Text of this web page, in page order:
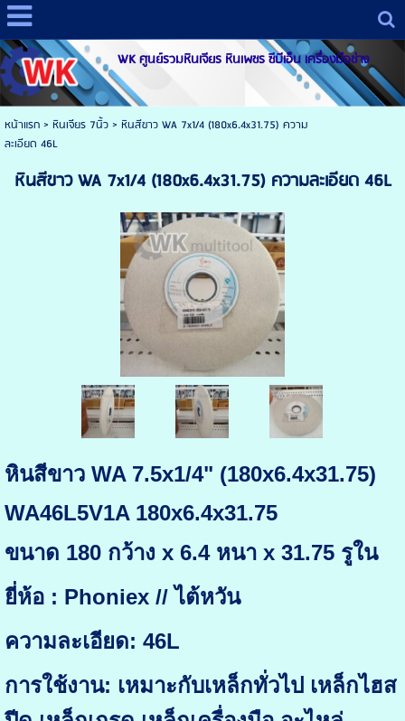
WK ศูนย์รวมหินเจียร หินเพชร ซีบีเอ็น เครื่องมือช่าง
หน้าแรก> หินเจียร 7นิ้ว> หินสีขาว WA 7x1/4 (180x6.4x31.75) ความ
ละเอียด 46L
หินสีขาว WA 7x1/4 (180x6.4x31.75) ความละเอียด 46L
หินสีขาว WA 7.5x1/4" (180x6.4x31.75)
WA46L5V1A 180x6.4x31.75
ขนาด 180 กว้าง x 6.4 หนา x 31.75 รูใน
ยี่ห้อ : Phoniex // ไต้หวัน
ความละเอียด: 46L
การใช้งาน: เหมาะกับเหล็กทั่วไป เหล็กไฮส